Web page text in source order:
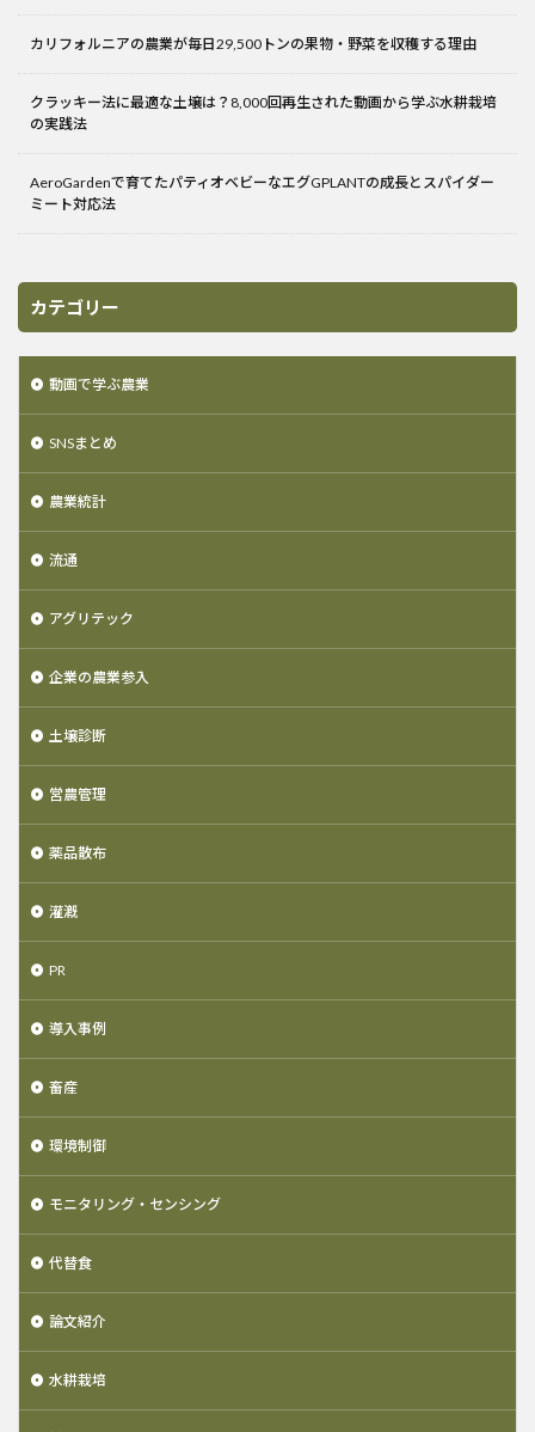
カリフォルニアの農業が毎日29,500トンの果物・野菜を収穫する理由
クラッキー法に最適な土壌は？8,000回再生された動画から学ぶ水耕栽培
の実践法
AeroGardenで育てたパティオベビーなエグGPLANTの成長とスパイダー
ミート対応法
カテゴリー
動画で学ぶ農業
SNSまとめ
農業統計
流通
アグリテック
企業の農業参入
土壌診断
営農管理
薬品散布
灌漑
PR
導入事例
畜産
環境制御
モニタリング・センシング
代替食
論文紹介
水耕栽培